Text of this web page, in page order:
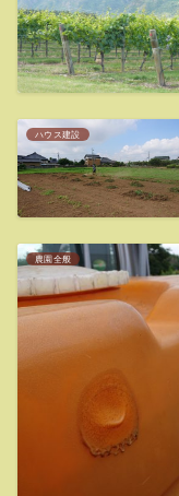
ハウス建設
農園全般